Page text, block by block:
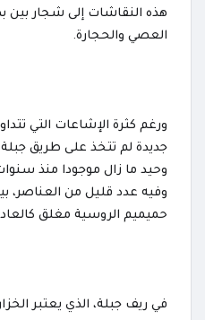
هذه النقاشات إلى شجار
العصي والحجارة.
ورغم كثرة الإشاعات التي
جديدة لم تتخذ على طريق جبلة
وحيد ما زال موجودا منذ
وفيه عدد قليل من العناصر،
حميميم الروسية مغلق
في ريف جبلة، الذي يعتبر